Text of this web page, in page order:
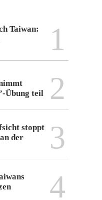
Taiwan:
1
Übung teil
2
stoppt
der
3
4